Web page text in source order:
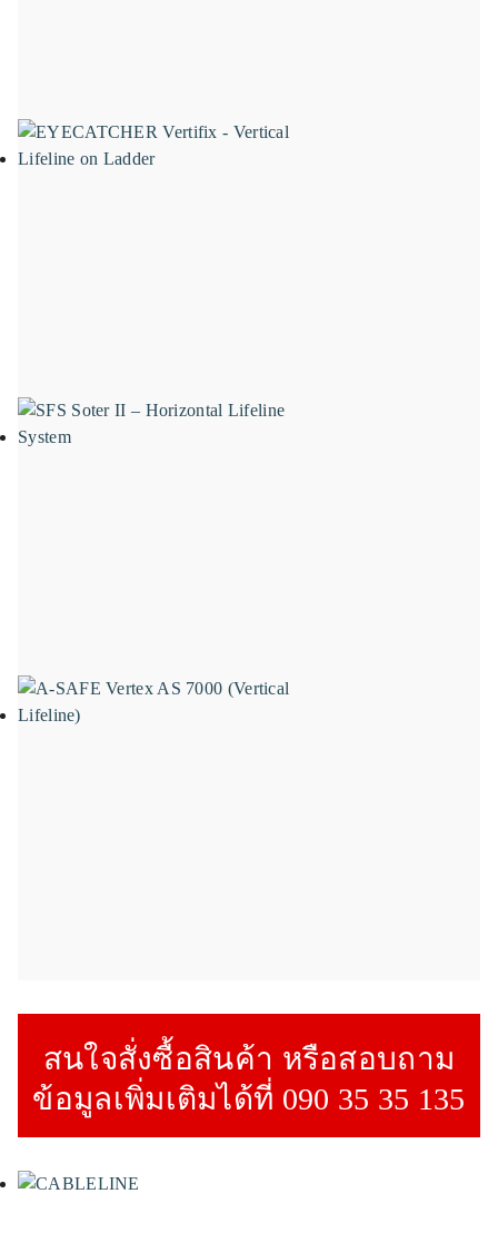
สนใจสั่งซื้อสินค้า หรือสอบถาม
ข้อมูลเพิ่มเติมได้ที่ 090 35 35 135